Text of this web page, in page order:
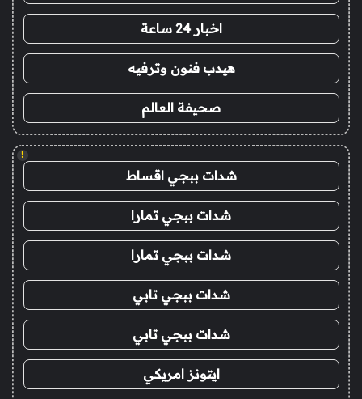
اخبار 24 ساعة
هيدب فنون وترفيه
صحيفة العالم
!
شدات ببجي اقساط
شدات ببجي تمارا
شدات ببجي تمارا
شدات ببجي تابي
شدات ببجي تابي
ايتونز امريكي